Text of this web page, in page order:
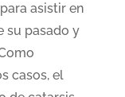
asistir en
su pasado y
casos, el